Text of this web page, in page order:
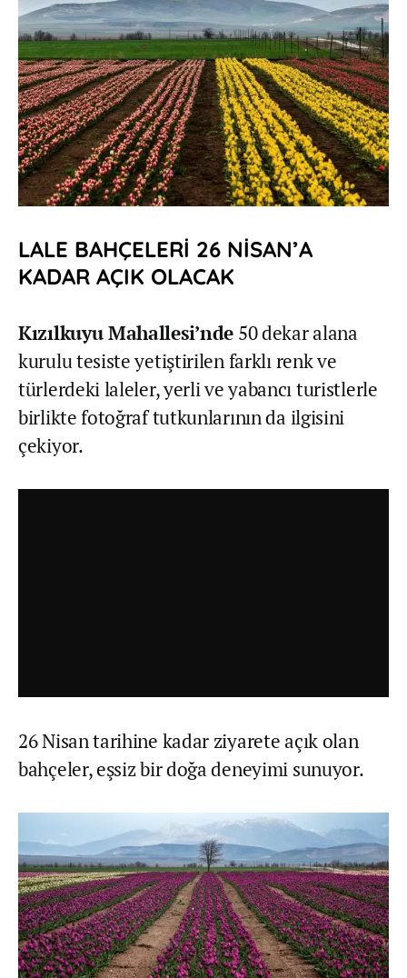
LALE BAHÇELERİ 26 NİSAN’A
KADAR AÇIK OLACAK
Kızılkuyu Mahallesi’nde 50 dekar alana
kurulu tesiste yetiştirilen farklı renk ve
türlerdeki laleler, yerli ve yabancı turistlerle
birlikte fotoğraf tutkunlarının da ilgisini
çekiyor.
26 Nisan tarihine kadar ziyarete açık olan
bahçeler, eşsiz bir doğa deneyimi sunuyor.